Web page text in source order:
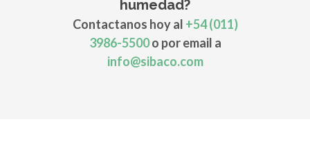
humedad?
Contactanos hoy al +54 (011)
3986-5500o por email a
info@sibaco.com